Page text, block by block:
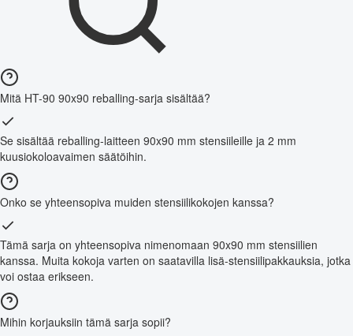
Mitä HT-90 90x90 reballing-sarja sisältää?
Se sisältää reballing-laitteen 90x90 mm stensiileille ja 2 mm
kuusiokoloavaimen säätöihin.
Onko se yhteensopiva muiden stensiilikokojen kanssa?
Tämä sarja on yhteensopiva nimenomaan 90x90 mm stensiilien
kanssa. Muita kokoja varten on saatavilla lisä-stensiilipakkauksia, jotka
voi ostaa erikseen.
Mihin korjauksiin tämä sarja sopii?